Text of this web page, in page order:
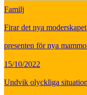
Familj
Firar det nya
presenten för nya
15/10/2022
Undvik olyckliga